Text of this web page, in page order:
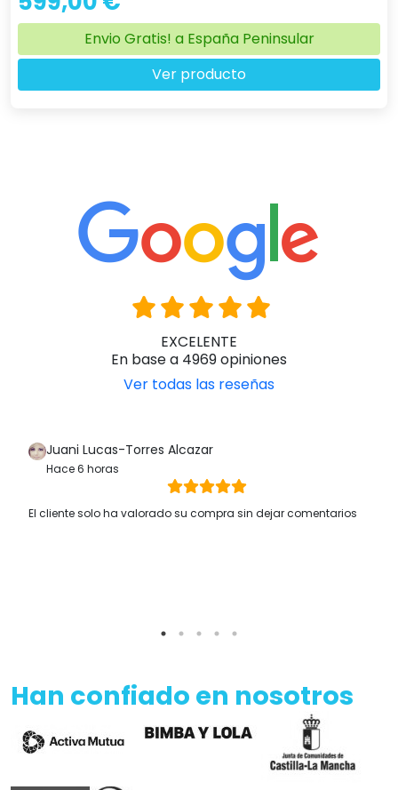
Envio Gratis! a España Peninsular
Ver producto
EXCELENTE
En base a 4969 opiniones
Ver todas las reseñas
Juani Lucas-Torres Alcazar
Hace 6 horas
El cliente solo ha valorado su compra sin dejar comentarios
Han confiado en nosotros